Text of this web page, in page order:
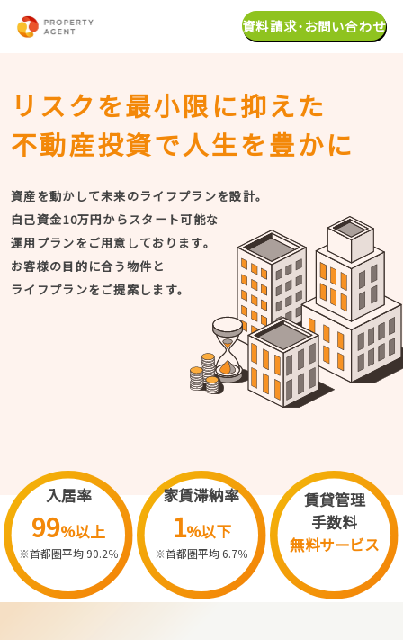
資料請求･お問い合わせ
リスクを最小限に抑えた
不動産投資で人生を豊かに
資産を動かして未来のライフプランを設計。
自己資金10万円からスタート可能な
運用プランをご用意しております。
お客様の目的に合う物件と
ライフプランをご提案します。
入居率
99%以上
※首都圏平均 90.2％
家賃滞納率
1%以下
※首都圏平均 6.7％
賃貸管理
手数料
無料サービス